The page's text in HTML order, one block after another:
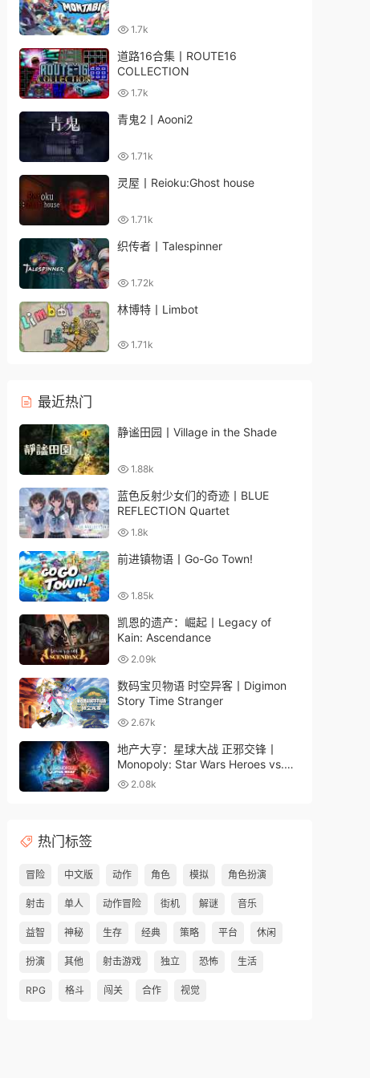
1.7k
道路16合集丨ROUTE16
COLLECTION
1.7k
青鬼2丨Aooni2
1.71k
灵屋丨Reioku:Ghost house
1.71k
织传者丨Talespinner
1.72k
林博特丨Limbot
1.71k
最近热门
静谧田园丨Village in the Shade
1.88k
蓝色反射少女们的奇迹丨BLUE
REFLECTION Quartet
1.8k
前进镇物语丨Go-Go Town!
1.85k
凯恩的遗产：崛起丨Legacy of
Kain: Ascendance
2.09k
数码宝贝物语 时空异客丨Digimon
Story Time Stranger
2.67k
地产大亨：星球大战 正邪交锋丨
Monopoly: Star Wars Heroes vs.
Villains
2.08k
热门标签
冒险 中文版 动作 角色 模拟 角色扮演
射击 单人 动作冒险 街机 解谜 音乐
益智 神秘 生存 经典 策略 平台 休闲
扮演 其他 射击游戏 独立 恐怖 生活
RPG 格斗 闯关 合作 视觉